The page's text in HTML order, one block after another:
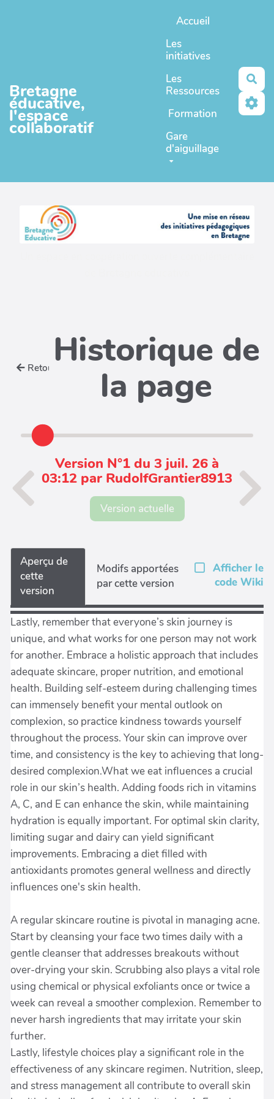
Bretagne
éducative,
l'espace
collaboratif
Accueil
Les
initiatives
Les
Ressources
Formation
Gare
d'aiguillage
Retour Historique de
la page
Version N°1 du 3 juil. 26 à
03:12 par RudolfGrantier8913
Version actuelle
Aperçu de
cette
version
Modifs apportées
par cette version
Afficher le
code Wiki